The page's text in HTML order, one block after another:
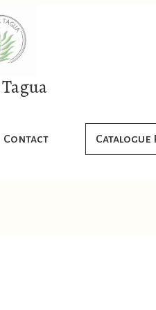
Contact Catalogue